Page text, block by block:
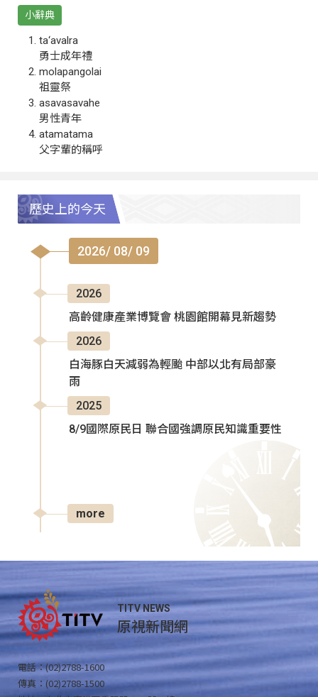
小辭典
ta‘avalra
勇士成年禮
molapangolai
祖靈祭
asavasavahe
男性青年
atamatama
父字輩的稱呼
歷史上的今天
2026/ 08/ 09
2026
高齡健康產業博覽會 桃園館開幕見新趨勢
2026
白海豚白天減弱為輕颱 中部以北有局部豪
雨
2025
8/9國際原民日 聯合國強調原民知識重要性
more
TITV NEWS
原視新聞網
電話：(02)2788-1600
傳真：(02)2788-1500